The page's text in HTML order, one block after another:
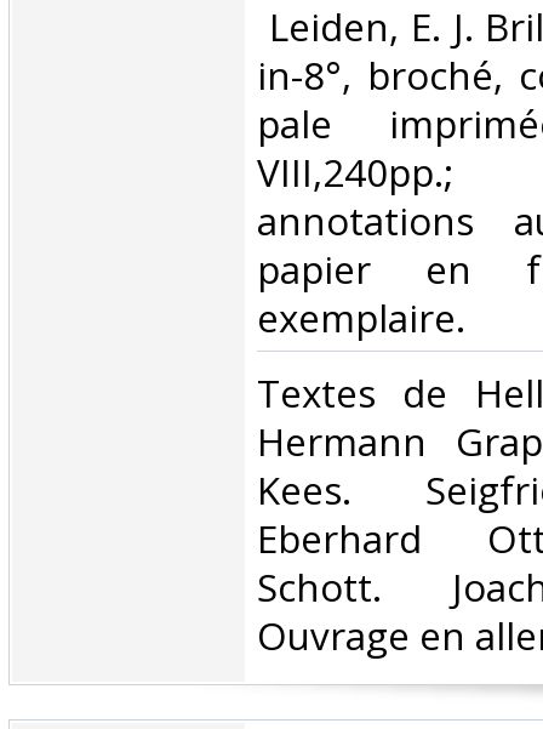
Leiden, E. J.
in-8°, broché,
pale
annotations
papier en
exemplaire.‎
‎Textes de
Hermann
Kees.
Eberhard
Schott.
Ouvrage en